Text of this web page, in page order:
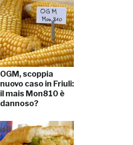
OGM, scoppia
nuovo caso in Friuli:
il mais Mon810 è
dannoso?